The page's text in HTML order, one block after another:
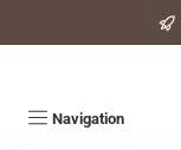
Zum Hauptinhalt springen
Navigation